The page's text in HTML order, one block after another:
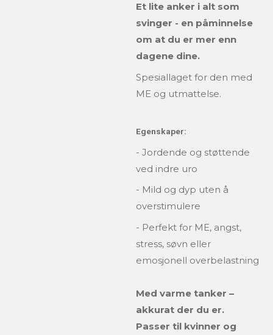
Et lite anker i alt som
svinger - en påminnelse
om at du er mer enn
dagene dine.
Spesiallaget for den med
ME og utmattelse.
Egenskaper:
- Jordende og støttende
ved indre uro
- Mild og dyp uten å
overstimulere
- Perfekt for ME, angst,
stress, søvn eller
emosjonell overbelastning
Med varme tanker –
akkurat der du er.
Passer til kvinner og